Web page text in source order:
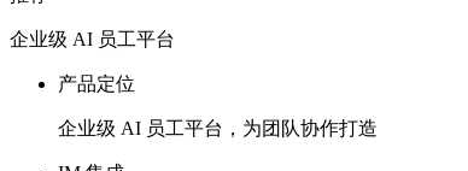
企业级 AI 员工平台
产品定位
企业级 AI 员工平台，为团队协作打造